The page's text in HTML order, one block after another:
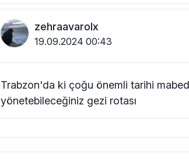
zehraavarolx
19.09.2024 00:43
Trabzon'da ki çoğu önemli tarihi
yönetebileceğiniz gezi rotası